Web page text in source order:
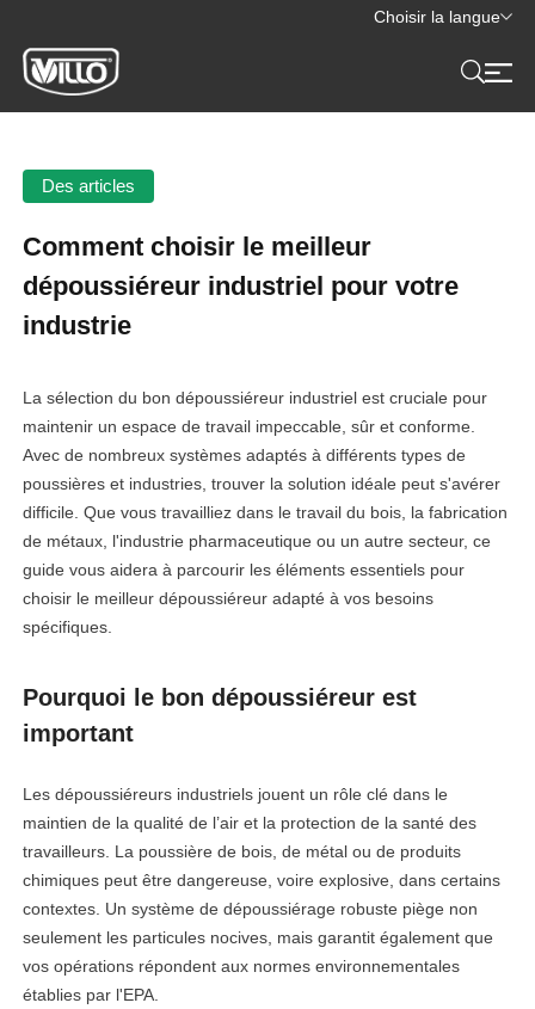
Choisir la langue
Des articles
Comment choisir le meilleur
dépoussiéreur industriel pour votre
industrie
La sélection du bon dépoussiéreur industriel est cruciale pour
maintenir un espace de travail impeccable, sûr et conforme.
Avec de nombreux systèmes adaptés à différents types de
poussières et industries, trouver la solution idéale peut s'avérer
difficile. Que vous travailliez dans le travail du bois, la fabrication
de métaux, l'industrie pharmaceutique ou un autre secteur, ce
guide vous aidera à parcourir les éléments essentiels pour
choisir le meilleur dépoussiéreur adapté à vos besoins
spécifiques.
Pourquoi le bon dépoussiéreur est
important
Les dépoussiéreurs industriels jouent un rôle clé dans le
maintien de la qualité de l’air et la protection de la santé des
travailleurs. La poussière de bois, de métal ou de produits
chimiques peut être dangereuse, voire explosive, dans certains
contextes. Un système de dépoussiérage robuste piège non
seulement les particules nocives, mais garantit également que
vos opérations répondent aux normes environnementales
établies par l'EPA.